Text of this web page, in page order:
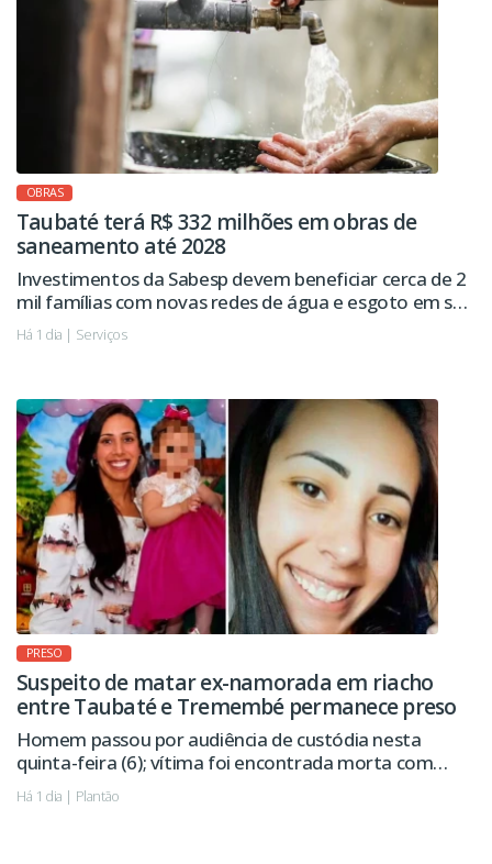
OBRAS
Taubaté terá R$ 332 milhões em obras de
saneamento até 2028
Investimentos da Sabesp devem beneficiar cerca de 2
mil famílias com novas redes de água e esgoto em seis
regiões da cidade.
Há 1 dia | Serviços
PRESO
Suspeito de matar ex-namorada em riacho
entre Taubaté e Tremembé permanece preso
Homem passou por audiência de custódia nesta
quinta-feira (6); vítima foi encontrada morta com
sinais de violência.
Há 1 dia | Plantão